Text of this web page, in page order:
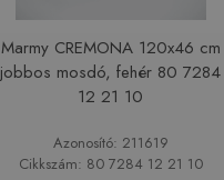
Marmy CREMONA 120x46 cm
jobbos mosdó, fehér 80 7284
12 21 10
Azonosító: 211619
Cikkszám: 80 7284 12 21 10